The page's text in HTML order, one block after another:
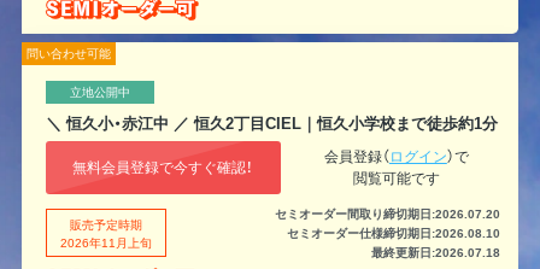
＼ 恒久小・赤江中 ／ 恒久2丁目CIEL｜恒久小学校まで徒歩約1分
無料会員登録で今すぐ確認！
会員登録（ ログイン）で
閲覧可能です
セミオーダー間取り締切期日:2026.07.20
セミオーダー仕様締切期日:2026.08.10
最終更新日:2026.07.18
問い合わせ可能
立地公開中
販売予定時期
2026年11月上旬